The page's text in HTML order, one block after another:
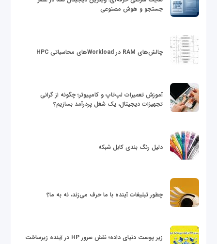
جستجو و هوش مصنوعی
چالش‌های RAM در Workloadهای محاسباتی HPC
آموزش تعمیرات لپ‌تاپ و کامپیوتر؛ چگونه از گرانی
تجهیزات دیجیتال، یک شغل پردرآمد بسازیم؟
دلیل رنگ بندی کابل شبکه
چطور تبلیغات آینده با ما حرف می‌زند، نه به ما؟
زیر پوست دنیای داده؛ نقش سرور HP در آینده زیرساخت